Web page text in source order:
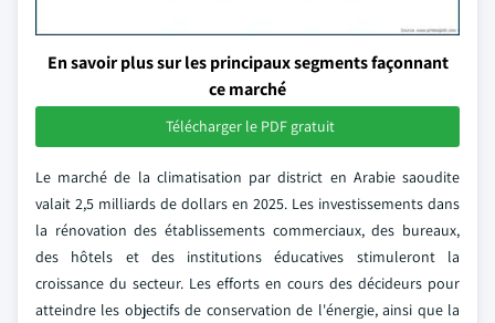
En savoir plus sur les principaux segments façonnant
ce marché
Télécharger le PDF gratuit
Le marché de la climatisation par district en Arabie saoudite
valait 2,5 milliards de dollars en 2025. Les investissements dans
la rénovation des établissements commerciaux, des bureaux,
des hôtels et des institutions éducatives stimuleront la
croissance du secteur. Les efforts en cours des décideurs pour
atteindre les objectifs de conservation de l'énergie, ainsi que la